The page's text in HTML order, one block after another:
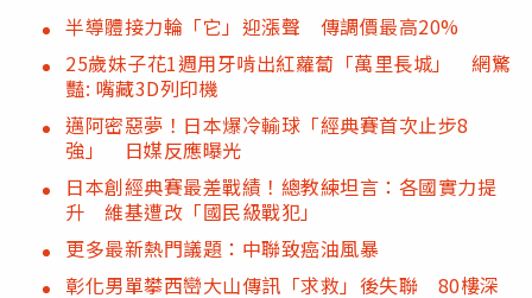
半導體接力輪「它」迎漲聲 傳調價最高20%
25歲妹子花1週用牙啃出紅蘿蔔「萬里長城」 網驚
豔: 嘴藏3D列印機
邁阿密惡夢！日本爆冷輸球「經典賽首次止步8
強」 日媒反應曝光
日本創經典賽最差戰績！總教練坦言：各國實力提
升 維基遭改「國民級戰犯」
更多最新熱門議題：中聯致癌油風暴
彰化男單攀西巒大山傳訊「求救」後失聯 80樓深